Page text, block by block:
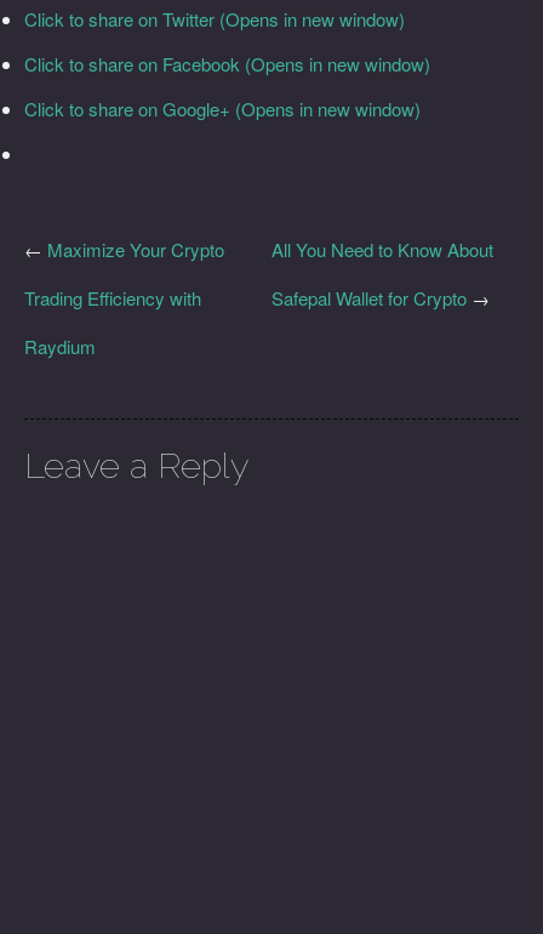
Click to share on Twitter (Opens in new window)
Click to share on Facebook (Opens in new window)
Click to share on Google+ (Opens in new window)
All You Need to Know About
Safepal Wallet for Crypto →
← Maximize Your Crypto
Trading Efficiency with
Raydium
Leave a Reply